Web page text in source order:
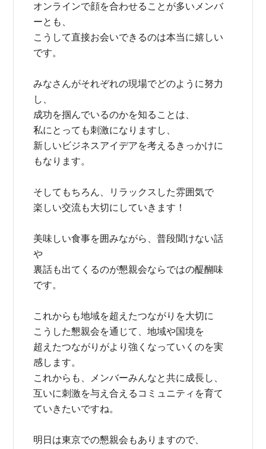
オンラインで顔を合わせることが多いメンバ
ーとも、
こうして直接お会いできるのは本当に嬉しい
です。
みなさんがそれぞれの現場でどのように努力
し、
成功を掴んでいるのかを知ることは、
私にとっても刺激になりますし、
新しいビジネスアイデアを考えるきっかけに
もなります。
そしてもちろん、リラックスした雰囲気で
楽しい交流も大切にしていきます！
美味しい食事を囲みながら、普段聞けない話
や
裏話も出てくるのが懇親会ならではの醍醐味
です。
これからも地域を超えたつながりを大切に
こうした懇親会を通じて、地域や国境を
超えたつながりがより強くなっていくのを実
感します。
これからも、メンバーみんなと共に成長し、
互いに刺激を与え合えるコミュニティを育て
ていきたいですね。
明日は東京での懇親会もありますので、